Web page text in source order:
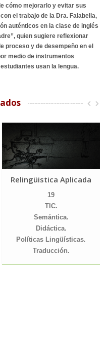
cómo mejorarlo y evitar sus
el trabajo de la Dra. Falabella,
auténticos en la clase de inglés
quien sugiere reflexionar
proceso y de desempeño en el
medio de instrumentos
usan la lengua.
Relingüistica Aplicada
19
TIC.
Semántica.
Didáctica.
Políticas Lingüísticas.
Traducción.